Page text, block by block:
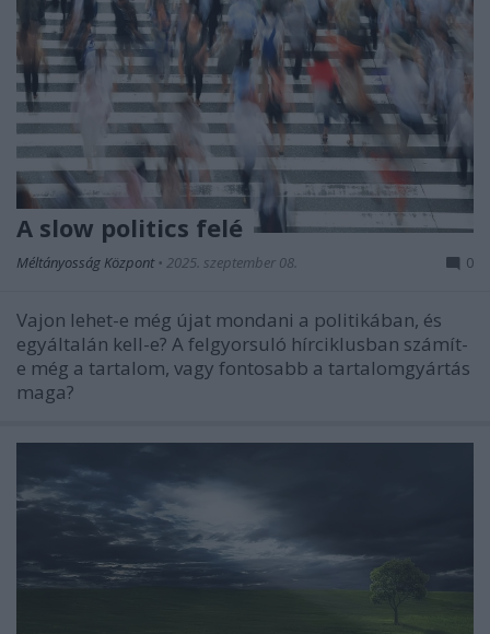
A slow politics felé
Méltányosság Központ • 2025. szeptember 08. 0
Vajon lehet-e még újat mondani a politikában, és
egyáltalán kell-e? A felgyorsuló hírciklusban számít-
e még a tartalom, vagy fontosabb a tartalomgyártás
maga?